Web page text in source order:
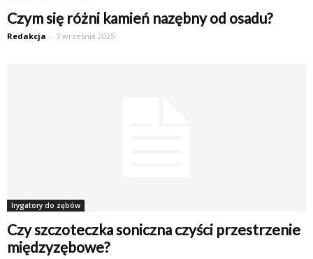
Czym się różni kamień nazębny od osadu?
Redakcja - 7 września 2025
Irygatory do zębów
Czy szczoteczka soniczna czyści przestrzenie
międzyzębowe?